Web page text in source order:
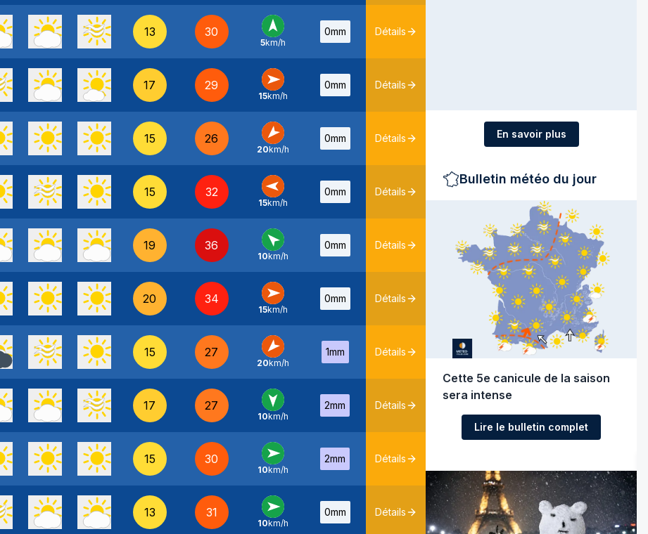
13 30
S -
5km/h
0mm Détails
17 29
O -
15km/h
0mm Détails
15 26
NE -
20km/h
0mm Détails
15 32
E -
15km/h
0mm Détails
19 36
SE -
10km/h
0mm Détails
20 34
O -
15km/h
0mm Détails
15 27
NE -
20km/h
1mm Détails
17 27
N -
10km/h
2mm Détails
15 30
O -
10km/h
2mm Détails
13 31
O -
10km/h
0mm Détails
En savoir plus
Bulletin météo du jour
Cette 5e canicule de la saison
sera intense
Lire le bulletin complet